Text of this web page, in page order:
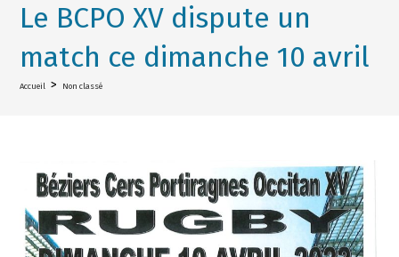
Le BCPO XV dispute un
match ce dimanche 10 avril
Accueil > Non classé